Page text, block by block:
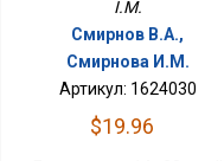
I.M.
Смирнов В.А.,
Смирнова И.М.
Артикул: 1624030
$19.96